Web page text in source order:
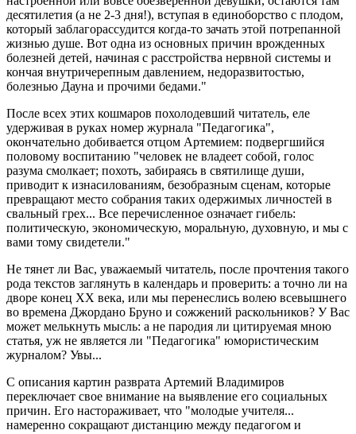
десятилетия (а не 2-3 дня!), вступая в единоборство с плодом,
который заблагорассудится когда-то зачать этой потрепанной
жизнью душе. Вот одна из основных причин врожденных
болезней детей, начиная с расстройства нервной системы и
кончая внутричерепным давлением, недоразвитостью,
болезнью Дауна и прочими бедами."
После всех этих кошмаров похолодевший читатель, еле
удерживая в руках номер журнала "Педагогика",
окончательно добивается отцом Артемием: подвергшийся
половому воспитанию "человек не владеет собой, голос
разума смолкает; похоть, забираясь в святилище души,
приводит к изнасилованиям, безобразным сценам, которые
превращают место собрания таких одержимых личностей в
свальный грех... Все перечисленное означает гибель:
политическую, экономическую, моральную, духовную, и мы с
вами тому свидетели."
Не тянет ли Вас, уважаемый читатель, после прочтения такого
рода текстов заглянуть в календарь и проверить: а точно ли на
дворе конец ХХ века, или мы перенеслись волею всевышнего
во времена Джордано Бруно и сожжений раскольников? У Вас
может мелькнуть мысль: а не пародия ли цитируемая мною
статья, уж не является ли "Педагогика" юмористическим
журналом? Увы...
С описания картин разврата Артемий Владимиров
переключает свое внимание на выявление его социальных
причин. Его настораживает, что "молодые учителя...
намеренно сокращают дистанцию между педагогом и